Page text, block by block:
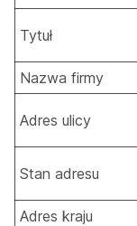
Tytuł
Nazwa firmy
Adres ulicy
Stan adresu
Adres kraju